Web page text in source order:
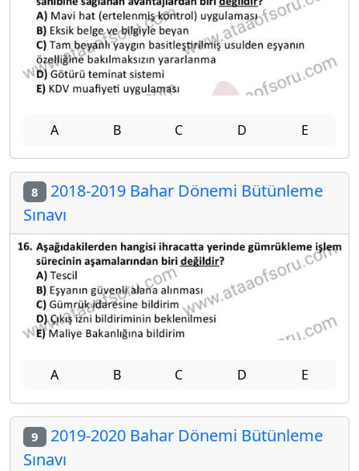
A B C D E
8 2018-2019 Bahar Dönemi Bütünleme
Sınavı
A B C D E
9 2019-2020 Bahar Dönemi Bütünleme
Sınavı